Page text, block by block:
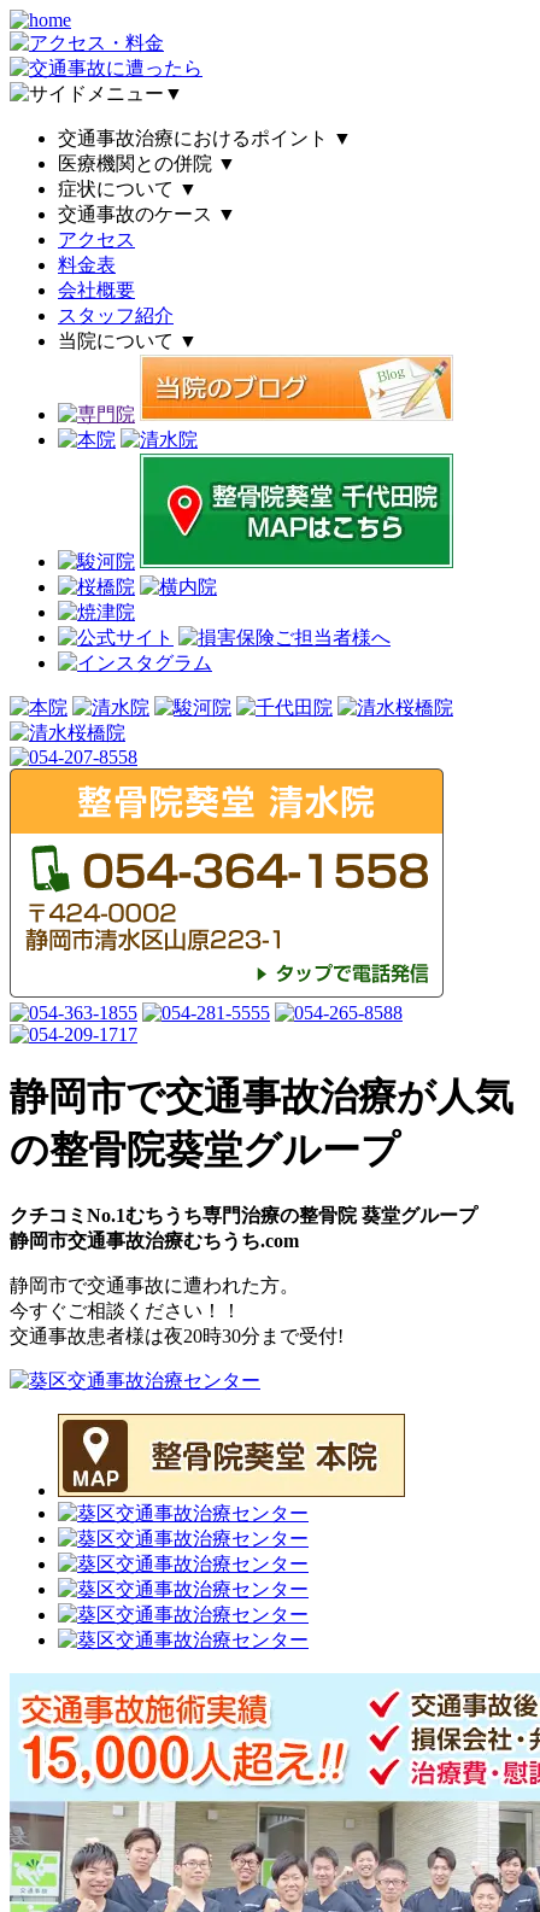
▼
交通事故治療におけるポイント
▼
医療機関との併院 ▼
症状について ▼
交通事故のケース ▼
アクセス
料金表
会社概要
スタッフ紹介
当院について ▼
静岡市で交通事故治療が人気
の整骨院葵堂グループ
クチコミNo.1むちうち専門治療の整骨院 葵堂グループ
静岡市交通事故治療むちうち.com
静岡市で交通事故に遭われた方。
今すぐご相談ください！！
交通事故患者様は夜20時30分 まで受付!